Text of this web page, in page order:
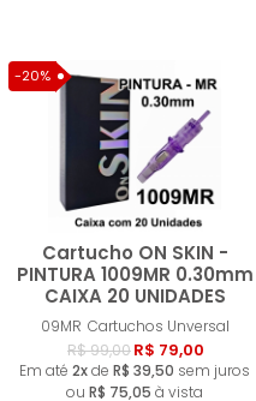
-20%
Cartucho ON SKIN -
PINTURA 1009MR 0.30mm
CAIXA 20 UNIDADES
09MR Cartuchos Unversal
R$ 99,00R$ 79,00
Em até 2xde R$ 39,50 sem juros
ou R$ 75,05 à vista
Comprar